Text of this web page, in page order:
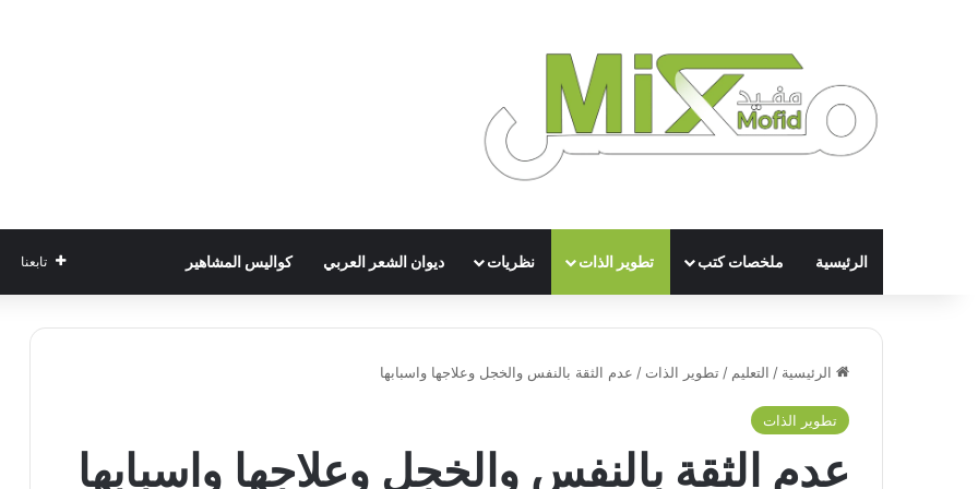
الرئيسية ملخصات كتب تطوير الذات نظريات ديوان الشعر العربي كواليس المشاهير تابعنا
الرئيسية / التعليم / تطوير الذات / عدم الثقة بالنفس والخجل وعلاجها واسبابها
تطوير الذات
عدم الثقة بالنفس والخجل وعلاجها واسبابها